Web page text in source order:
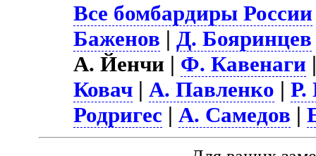
Все бомбардиры России
Баженов |Д. Бояринцев
А. Йенчи | Ф. Кавенаги
Ковач |А. Павленко |Р.
Родригес |А. Самедов |